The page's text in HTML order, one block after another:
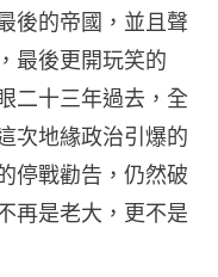
後的帝國，並且聲
最後更開玩笑的
二十三年過去，全
次地緣政治引爆的
停戰勸告，仍然破
再是老大，更不是